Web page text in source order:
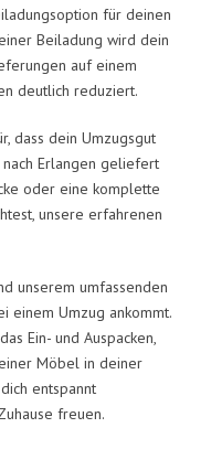
für deinen
Beiladung wird dein
auf einem
deutlich reduziert.
dass dein Umzugsgut
Erlangen geliefert
oder eine komplette
unsere erfahrenen
unserem umfassenden
einem Umzug ankommt.
Ein- und Auspacken,
Möbel in deiner
entspannt
freuen.